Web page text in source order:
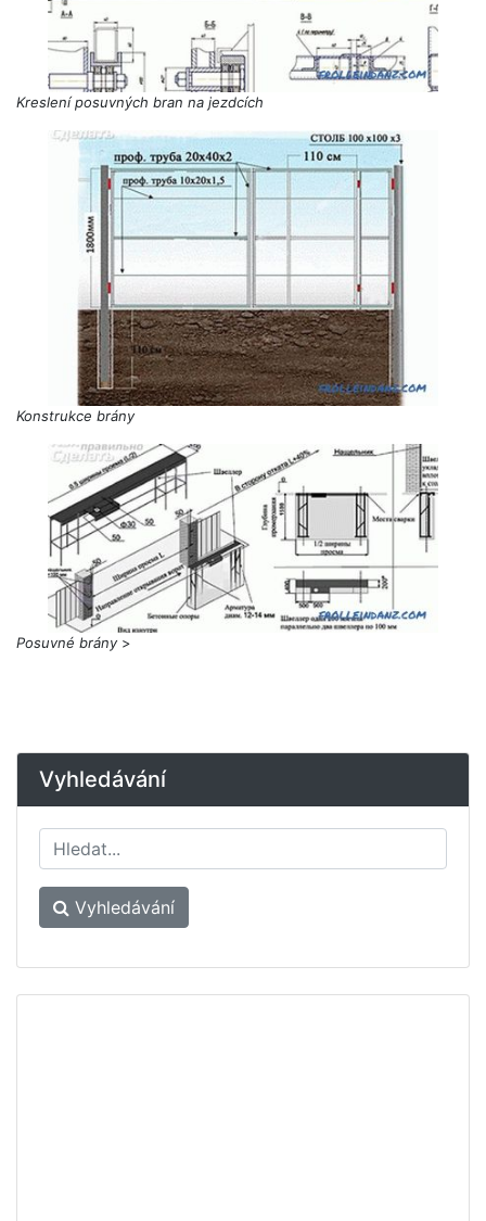
Kreslení posuvných bran na jezdcích
Konstrukce brány
Posuvné brány >
Vyhledávání
Vyhledávání